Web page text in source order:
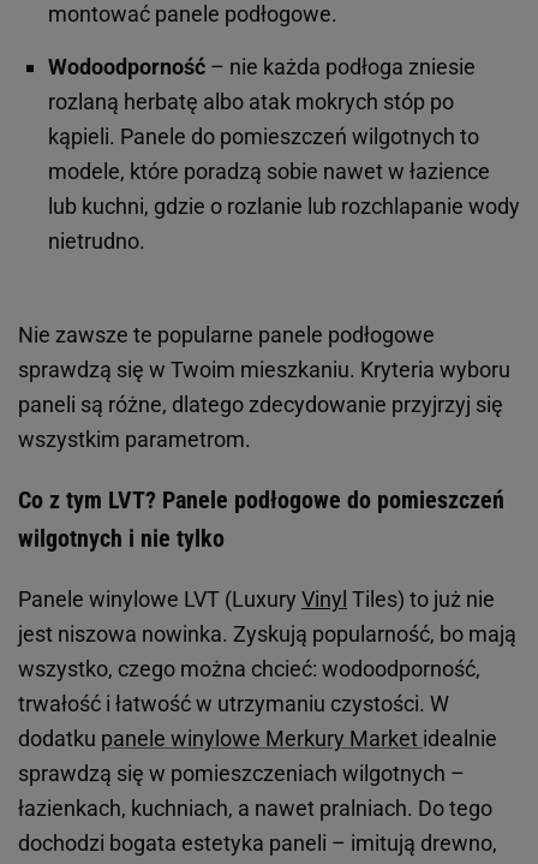
montować panele podłogowe.
Wodoodporność – nie każda podłoga zniesie
rozlaną herbatę albo atak mokrych stóp po
kąpieli. Panele do pomieszczeń wilgotnych to
modele, które poradzą sobie nawet w łazience
lub kuchni, gdzie o rozlanie lub rozchlapanie wody
nietrudno.
Nie zawsze te popularne panele podłogowe
sprawdzą się w Twoim mieszkaniu. Kryteria wyboru
paneli są różne, dlatego zdecydowanie przyjrzyj się
wszystkim parametrom.
Co z tym LVT? Panele podłogowe do pomieszczeń
wilgotnych i nie tylko
Panele winylowe LVT (Luxury Vinyl Tiles) to już nie
jest niszowa nowinka. Zyskują popularność, bo mają
wszystko, czego można chcieć: wodoodporność,
trwałość i łatwość w utrzymaniu czystości. W
dodatku panele winylowe Merkury Market idealnie
sprawdzą się w pomieszczeniach wilgotnych –
łazienkach, kuchniach, a nawet pralniach. Do tego
dochodzi bogata estetyka paneli – imitują drewno,